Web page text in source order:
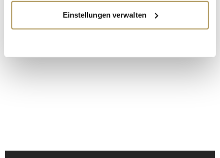
Informationen über Ihre geografische Lage
erfassen, welche bis auf einige Meter genau sein
zu können und die Zugriffe auf unsere Website zu
Einstellungen verwalten
LEADERSNET.TV